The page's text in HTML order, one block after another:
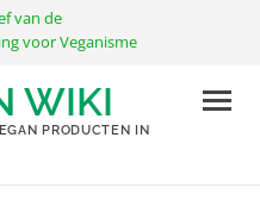
van de
voor Veganisme
WIKI
PRODUCTEN IN